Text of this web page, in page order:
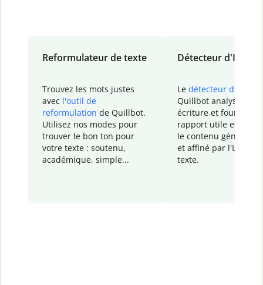
Reformulateur de texte
Trouvez les mots justes
avec l'outil de
reformulation de Quillbot.
Utilisez nos modes pour
trouver le bon ton pour
votre texte : soutenu,
académique, simple...
Détecteur d'IA
Le détecteur d'IA
Quillbot analyse votre
écriture et fournit un
rapport utile et
le contenu généré
et affiné par l'IA
texte.